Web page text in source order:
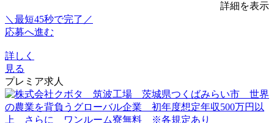
詳細を表示
＼最短45秒で完了／
応募へ進む
詳しく
見る
プレミア求人